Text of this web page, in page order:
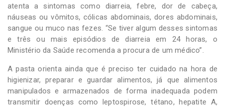
atenta a sintomas como diarreia, febre, dor de cabeça,
náuseas ou vômitos, cólicas abdominais, dores abdominais,
sangue ou muco nas fezes. “Se tiver algum desses sintomas
e três ou mais episódios de diarreia em 24 horas, o
Ministério da Saúde recomenda a procura de um médico”.
A pasta orienta ainda que é preciso ter cuidado na hora de
higienizar, preparar e guardar alimentos, já que alimentos
manipulados e armazenados de forma inadequada podem
transmitir doenças como leptospirose, tétano, hepatite A,